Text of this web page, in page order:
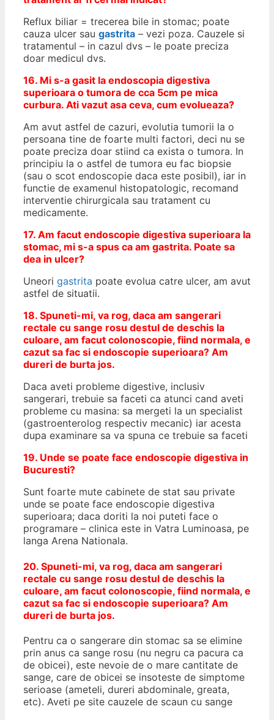
Reflux biliar = trecerea bile in stomac; poate
cauza ulcer sau gastrita – vezi poza. Cauzele si
tratamentul – in cazul dvs – le poate preciza
doar medicul dvs.
16. Mi s-a gasit la endoscopia digestiva
superioara o tumora de cca 5cm pe mica
curbura. Ati vazut asa ceva, cum evolueaza?
Am avut astfel de cazuri, evolutia tumorii la o
persoana tine de foarte multi factori, deci nu se
poate preciza doar stiind ca exista o tumora. In
principiu la o astfel de tumora eu fac biopsie
(sau o scot endoscopie daca este posibil), iar in
functie de examenul histopatologic, recomand
interventie chirurgicala sau tratament cu
medicamente.
17. Am facut endoscopie digestiva superioara la
stomac, mi s-a spus ca am gastrita. Poate sa
dea in ulcer?
Uneori gastrita poate evolua catre ulcer, am avut
astfel de situatii.
18. Spuneti-mi, va rog, daca am sangerari
rectale cu sange rosu destul de deschis la
culoare, am facut colonoscopie, fiind normala, e
cazut sa fac si endoscopie superioara? Am
dureri de burta jos.
Daca aveti probleme digestive, inclusiv
sangerari, trebuie sa faceti ca atunci cand aveti
probleme cu masina: sa mergeti la un specialist
(gastroenterolog respectiv mecanic) iar acesta
dupa examinare sa va spuna ce trebuie sa faceti
19. Unde se poate face endoscopie digestiva in
Bucuresti?
Sunt foarte mute cabinete de stat sau private
unde se poate face endoscopie digestiva
superioara; daca doriti la noi puteti face o
programare – clinica este in Vatra Luminoasa, pe
langa Arena Nationala.
20. Spuneti-mi, va rog, daca am sangerari
rectale cu sange rosu destul de deschis la
culoare, am facut colonoscopie, fiind normala, e
cazut sa fac si endoscopie superioara? Am
dureri de burta jos.
Pentru ca o sangerare din stomac sa se elimine
prin anus ca sange rosu (nu negru ca pacura ca
de obicei), este nevoie de o mare cantitate de
sange, care de obicei se insoteste de simptome
serioase (ameteli, dureri abdominale, greata,
etc). Aveti pe site cauzele de scaun cu sange